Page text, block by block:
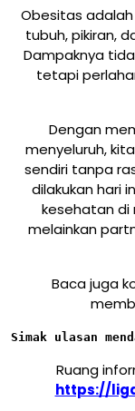
Obesitas
tubuh, pikiran,
Dampaknya
tetapi
Dengan
menyeluruh,
sendiri tanpa
dilakukan hari
kesehatan di
melainkan
Baca juga
Simak ulasan
Ruang
https://